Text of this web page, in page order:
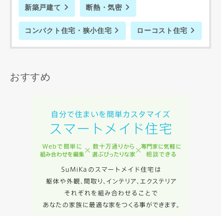
新築戸建て 断熱・気密
コンパクト住宅・狭小住宅 ローコスト住宅
おすすめ
します。
の間で生じた紛争等について一切責任を負わないものとしま
す。
キャンセル